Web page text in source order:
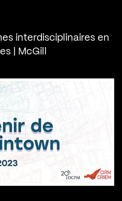
interdisciplinaires en
| McGill